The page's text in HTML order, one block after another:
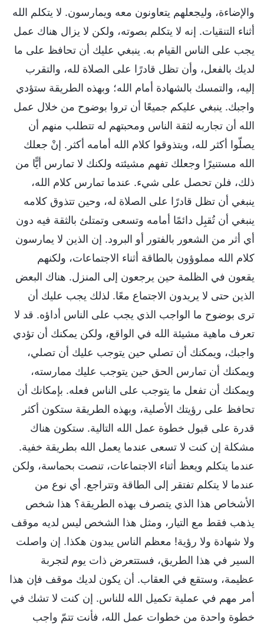
والإضاءة، وليجعلهم يتعاونون معه ويمارسون. لا يتكلم الله
أثناء التنقيات. إنه لا يتكلم بصوته، ولكن لا يزال هناك عمل
يجب على الناس القيام به. ينبغي عليك أن تحافظ على ما
لديك بالفعل، وأن تظل قادرًا على الصلاة لله، والتقرب
إليه، والتمسك بالشهادة أمام الله؛ وبهذه الطريقة ستؤدي
واجبك. ينبغي عليكم جميعًا أن تروا بوضوح من خلال عمل
الله أن تجاربه لثقة الناس ومحبتهم له تتطلب منهم أن
يصلّوا أكثر لله، ويتذوقوا كلام الله أمامه أكثر. إنْ جعلك
الله مستنيرًا وجعلك تفهم مشيئته ولكنك لا تمارس أيًّا من
ذلك، فلن تحصل على شيء. عندما تمارس كلام الله،
ينبغي أن تظل قادرًا على الصلاة له، وحين تتذوق كلامه
ينبغي أن تُقبِل دائمًا أمامه وتسعى وتمتلئ بالثقة فيه دون
أي أثر من الشعور بالفتور أو البرود. إن الذين لا يمارسون
كلام الله مملوؤون بالطاقة أثناء الاجتماعات، ولكنهم
يقعون في الظلمة حين يرجعون إلى المنزل. هناك البعض
الذين حتى لا يريدون الاجتماع معًا. لذلك يجب عليك أن
ترى بوضوح ما الواجب الذي يجب على الناس أداؤه. قد لا
تعرف ماهية مشيئة الله في الواقع، ولكن يمكنك أن تؤدي
واجبك، ويمكنك أن تصلي حين يتوجب عليك أن تصلي،
ويمكنك أن تمارس الحق حين يتوجب عليك ممارسته،
ويمكنك أن تفعل ما يتوجب على الناس فعله. بإمكانك أن
تحافظ على رؤيتك الأصلية، وبهذه الطريقة ستكون أكثر
قدرة على قبول خطوة عمل الله التالية. ستكون هناك
مشكلة إن كنت لا تسعى عندما يعمل الله بطريقة خفية.
عندما يتكلم ويعظ أثناء الاجتماعات، تنصت بحماسة، ولكن
عندما لا يتكلم تفتقر إلى الطاقة وتتراجع. أي نوع من
الأشخاص هذا الذي يتصرف بهذه الطريقة؟ هذا شخص
يذهب فقط مع التيار، ومثل هذا الشخص ليس لديه موقف
ولا شهادة ولا رؤية! معظم الناس يبدون هكذا. إن واصلت
السير في هذا الطريق، فستتعرض ذات يوم لتجربة
عظيمة، وستقع في العقاب. أن يكون لديك موقف فإن هذا
أمر مهم في عملية تكميل الله للناس. إن كنت لا تشك في
خطوة واحدة من خطوات عمل الله، فأنت تتمّ واجب